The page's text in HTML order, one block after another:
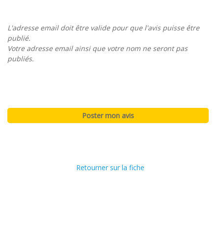
L'adresse email doit être valide pour que l'avis puisse être
publié.
Votre adresse email ainsi que votre nom ne seront pas
publiés.
Retourner sur la fiche